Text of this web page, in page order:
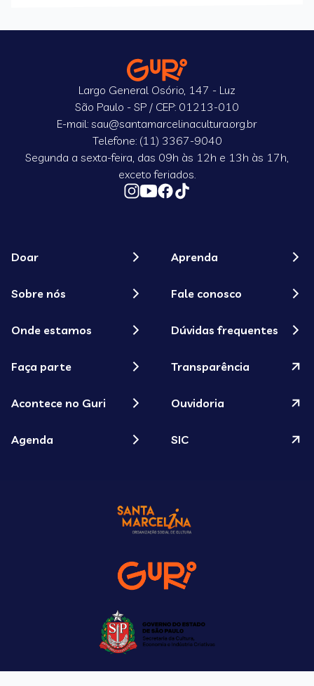
Largo General Osório, 147 - Luz
São Paulo - SP / CEP: 01213-010
E-mail: sau@santamarcelinacultura.org.br
Telefone: (11) 3367-9040
Segunda a sexta-feira, das 09h às 12h e 13h às 17h,
exceto feriados.
Doar
Sobre nós
Onde estamos
Faça parte
Acontece no Guri
Agenda
Aprenda
Fale conosco
Dúvidas frequentes
Transparência
Ouvidoria
SIC